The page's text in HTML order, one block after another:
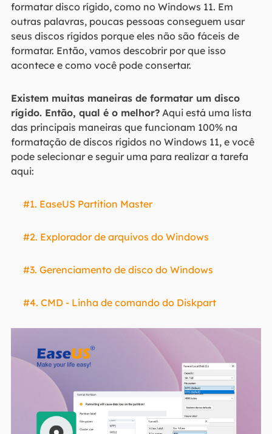
formatar disco rígido, como no Windows 11. Em
outras palavras, poucas pessoas conseguem usar
seus discos rígidos porque eles não são fáceis de
formatar. Então, vamos descobrir por que isso
acontece e como você pode consertar.
Existem muitas maneiras de formatar um disco
rígido. Então, qual é o melhor?Aqui está uma lista
das principais maneiras que funcionam 100% na
formatação de discos rígidos no Windows 11, e você
pode selecionar e seguir uma para realizar a tarefa
aqui:
#1. EaseUS Partition Master
#2. Explorador de arquivos do Windows
#3. Gerenciamento de disco do Windows
#4. CMD - Linha de comando do Diskpart